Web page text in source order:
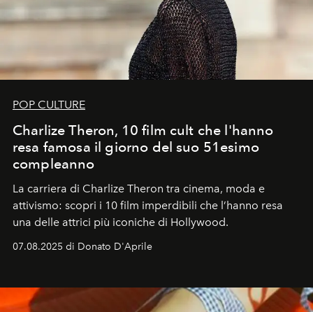
POP CULTURE
Charlize Theron, 10 film cult che l'hanno
resa famosa il giorno del suo 51esimo
compleanno
La carriera di Charlize Theron tra cinema, moda e
attivismo: scopri i 10 film imperdibili che l’hanno resa
una delle attrici più iconiche di Hollywood.
07.08.2025 di Donato D'Aprile